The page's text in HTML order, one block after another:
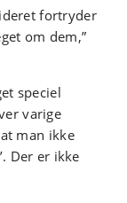
fortryder
om dem,”
speciel
varige
man ikke
Der er ikke